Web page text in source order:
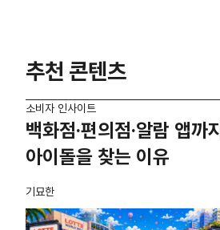
추천 콘텐츠
소비자 인사이트
백화점·편의점·알람 앱까지
아이돌을 찾는 이유
기묘한